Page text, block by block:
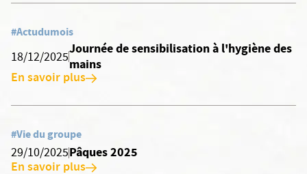
#Actudumois
18/12/2025
Journée de sensibilisation à l'hygiène des
mains
En savoir plus
#Vie du groupe
29/10/2025Pâques 2025
En savoir plus